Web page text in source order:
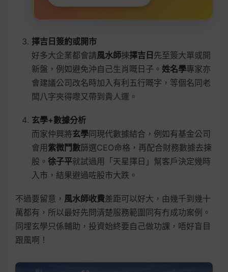
擇吉日簽約或開市
好多大企業都會請風水師揀擇吉日 先至簽大單或開
新盤，例如避免沖自己生肖嘅日子。 姓名學專家亦
會建議公司改名時加入有利五行嘅字，等個名同老
闆八字夾得嚟又帶到貴人運。
玄學+數據分析
而家仲興將玄學同現代數據結合，例如有基金公司
會用 紫微鬥數篩選CEO命格，再配合財務數據去揀
股。 徐子平就試過用「天星擇日」幫客戶決定幾時
入市，結果避過咗股市大跌。
不過要留意， 風水師收費差距可以好大，由幾千到幾十
萬都有，所以最好先問清楚服務範圍同有冇成功案例。
同埋玄學只係輔助，投資始終要自己做功課，唔好盲目
跟風啊！